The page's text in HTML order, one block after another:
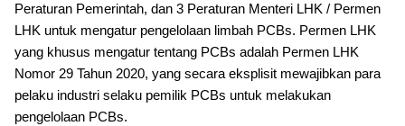
Peraturan Pemerintah, dan 3 Peraturan Menteri LHK / Permen
LHK untuk mengatur pengelolaan limbah PCBs. Permen LHK
yang khusus mengatur tentang PCBs adalah Permen LHK
Nomor 29 Tahun 2020, yang secara eksplisit mewajibkan para
pelaku industri selaku pemilik PCBs untuk melakukan
pengelolaan PCBs.